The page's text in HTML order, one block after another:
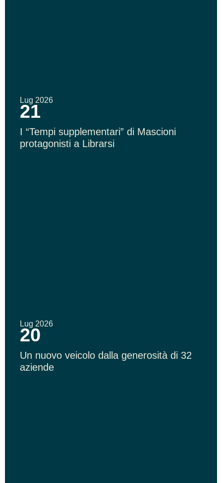
Lug 2026
21
I “Tempi supplementari” di Mascioni
protagonisti a Librarsi
Lug 2026
20
Un nuovo veicolo dalla generosità di 32
aziende